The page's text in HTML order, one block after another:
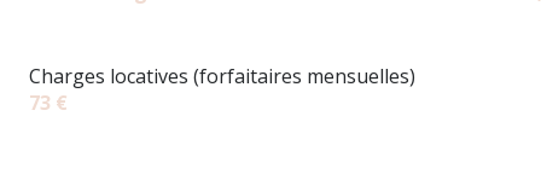
Charges locatives (forfaitaires mensuelles)
73 €